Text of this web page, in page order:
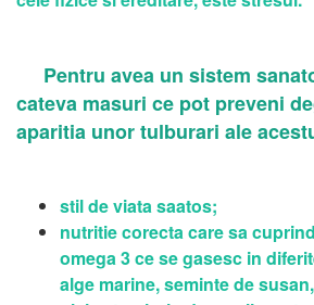
Pentru avea un sistem
cateva masuri ce pot preveni
aparitia unor tulburari ale
stil de viata saatos;
nutritie corecta care sa
omega 3 ce se gasesc in
alge marine, seminte de